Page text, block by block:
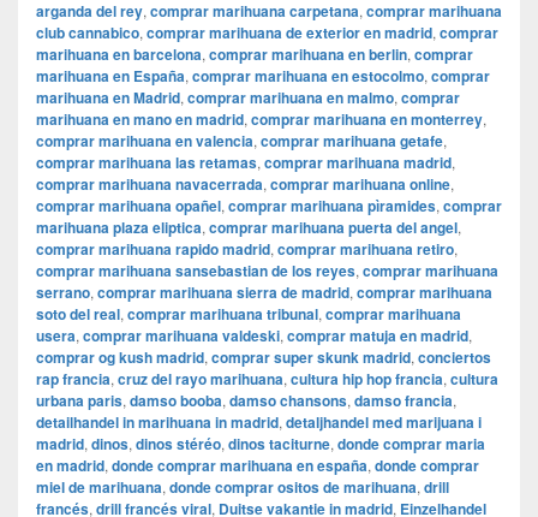
arganda del rey, comprar marihuana carpetana, comprar marihuana
club cannabico, comprar marihuana de exterior en madrid, comprar
marihuana en barcelona, comprar marihuana en berlin, comprar
marihuana en España, comprar marihuana en estocolmo, comprar
marihuana en Madrid, comprar marihuana en malmo, comprar
marihuana en mano en madrid, comprar marihuana en monterrey,
comprar marihuana en valencia, comprar marihuana getafe,
comprar marihuana las retamas, comprar marihuana madrid,
comprar marihuana navacerrada, comprar marihuana online,
comprar marihuana opañel, comprar marihuana pìramides, comprar
marihuana plaza eliptica, comprar marihuana puerta del angel,
comprar marihuana rapido madrid, comprar marihuana retiro,
comprar marihuana sansebastian de los reyes, comprar marihuana
serrano, comprar marihuana sierra de madrid, comprar marihuana
soto del real, comprar marihuana tribunal, comprar marihuana
usera, comprar marihuana valdeski, comprar matuja en madrid,
comprar og kush madrid, comprar super skunk madrid, conciertos
rap francia, cruz del rayo marihuana, cultura hip hop francia, cultura
urbana paris, damso booba, damso chansons, damso francia,
detailhandel in marihuana in madrid, detaljhandel med marijuana i
madrid, dinos, dinos stéréo, dinos taciturne, donde comprar maria
en madrid, donde comprar marihuana en españa, donde comprar
miel de marihuana, donde comprar ositos de marihuana, drill
francés, drill francés viral, Duitse vakantie in madrid, Einzelhandel